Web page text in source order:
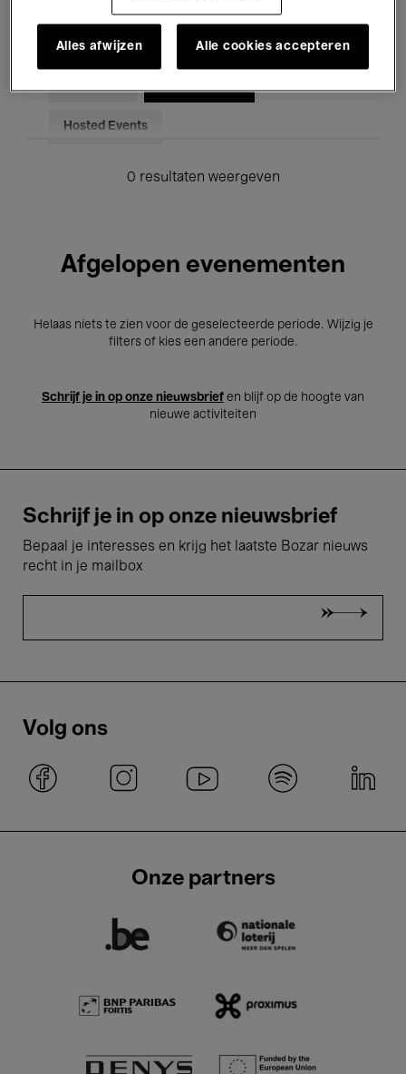
Voor iedereen Kids’ Palace
Hosted Events
0 resultaten weergeven
Afgelopen evenementen
Helaas niets te zien voor de geselecteerde periode. Wijzig je
filters of kies een andere periode.
Schrijf je in op onze nieuwsbrief en blijf op de hoogte van
nieuwe activiteiten
Schrijf je in op onze nieuwsbrief
Bepaal je interesses en krijg het laatste Bozar nieuws
recht in je mailbox
Volg ons
Onze partners
Alles afwijzen Alle cookies accepteren